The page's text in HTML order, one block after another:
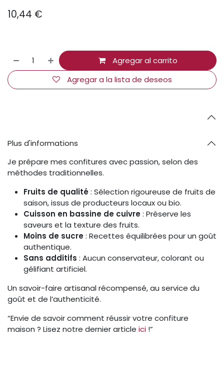
10,44 €
Agregar al carrito
Agregar a la lista de deseos
Plus d'informations
Je prépare mes confitures avec passion, selon des
méthodes traditionnelles.
Fruits de qualité: Sélection rigoureuse de fruits de
saison, issus de producteurs locaux ou bio.
Cuisson en bassine de cuivre: Préserve les
saveurs et la texture des fruits.
Moins de sucre: Recettes équilibrées pour un goût
authentique.
Sans additifs : Aucun conservateur, colorant ou
gélifiant artificiel.
Un savoir-faire artisanal récompensé, au service du
goût et de l’authenticité.
“Envie de savoir comment réussir votre confiture
maison ? Lisez notre dernier article ici !”